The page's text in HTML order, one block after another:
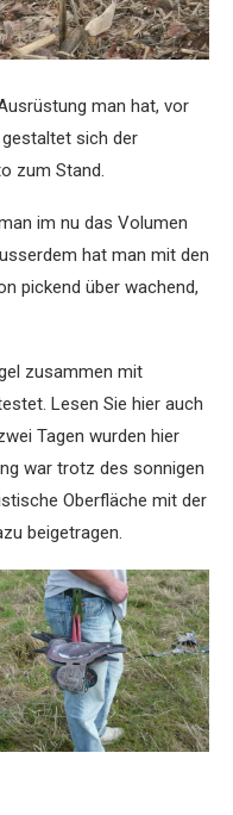
man hat, vor
sich der
zum Stand.
im nu das Volumen
hat man mit den
pickend über wachend,
zusammen mit
Lesen Sie hier auch
Tagen wurden hier
war trotz des sonnigen
Oberfläche mit der
beigetragen.